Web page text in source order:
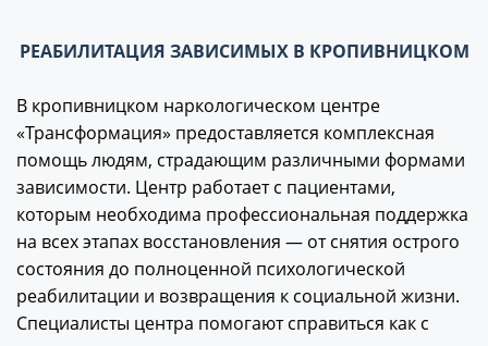
РЕАБИЛИТАЦИЯ ЗАВИСИМЫХ В КРОПИВНИЦКОМ
В кропивницком наркологическом центре
«Трансформация» предоставляется комплексная
помощь людям, страдающим различными формами
зависимости. Центр работает с пациентами,
которым необходима профессиональная поддержка
на всех этапах восстановления — от снятия острого
состояния до полноценной психологической
реабилитации и возвращения к социальной жизни.
Специалисты центра помогают справиться как с